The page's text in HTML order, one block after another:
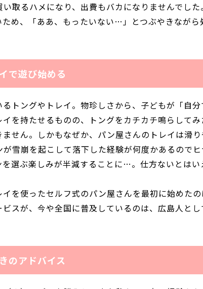
取るハメになり、出費もバカになりませんでし
め、「ああ、もったいない…」とつぶやきながら
で遊び始める
トングやトレイ。物珍しさから、子どもが「自
を持たせるものの、トングをカチカチ鳴らして
せん。しかもなぜか、パン屋さんのトレイは滑
雪崩を起こして落下した経験が何度かあるので
選ぶ楽しみが半減することに…。仕方ないとは
を使ったセルフ式のパン屋さんを最初に始めた
スが、今や全国に普及しているのは、広島人とし
のアドバイス